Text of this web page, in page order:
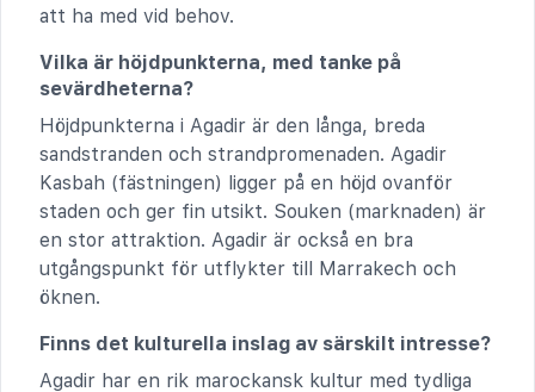
att ha med vid behov.
Vilka är höjdpunkterna, med tanke på
sevärdheterna?
Höjdpunkterna i Agadir är den långa, breda
sandstranden och strandpromenaden. Agadir
Kasbah (fästningen) ligger på en höjd ovanför
staden och ger fin utsikt. Souken (marknaden) är
en stor attraktion. Agadir är också en bra
utgångspunkt för utflykter till Marrakech och
öknen.
Finns det kulturella inslag av särskilt intresse?
Agadir har en rik marockansk kultur med tydliga